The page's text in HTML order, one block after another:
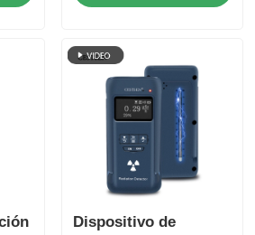
superior
Dispositivo de